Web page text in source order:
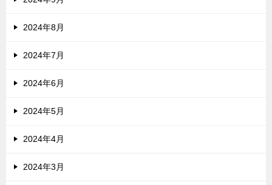
2024年8月
2024年7月
2024年6月
2024年5月
2024年4月
2024年3月